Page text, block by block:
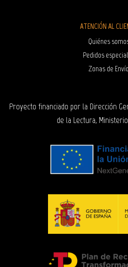
ATENCIÓN AL
Quiénes
Pedidos
Zonas de Envío
Proyecto financiado por la Dirección
de la Lectura,